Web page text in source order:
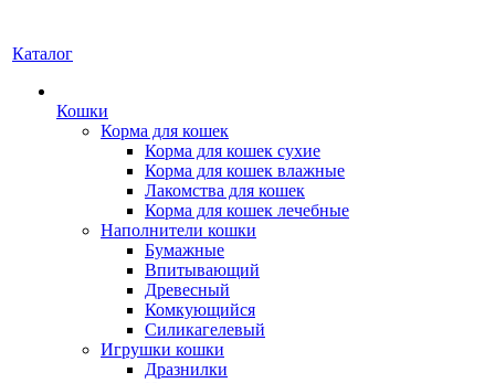
Каталог
Кошки
Корма для кошек
Корма для кошек сухие
Корма для кошек влажные
Лакомства для кошек
Корма для кошек лечебные
Наполнители кошки
Бумажные
Впитывающий
Древесный
Комкующийся
Силикагелевый
Игрушки кошки
Дразнилки